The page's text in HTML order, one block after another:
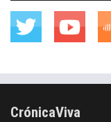
CrónicaViva